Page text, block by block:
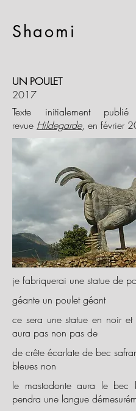
Shaomi
UN POULET
2017
Texte initialement
revue Hildegarde, en février
je fabriquerai une statue de
géante un poulet géant
le mastodonte aura le bec
pendra une langue
de crête écarlate de bec
bleues non
ce sera une statue en noir
aura pas non pas de